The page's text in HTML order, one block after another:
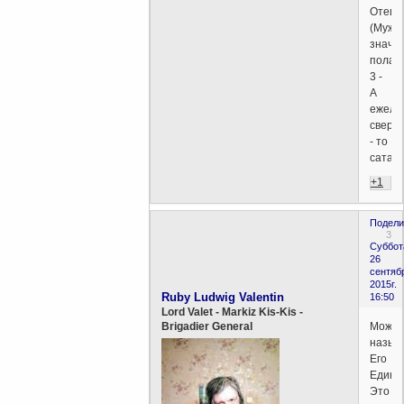
Отец
пола)
3 -
А
ежели
сверху
- то
+1
3
26
2015г.
16:50
Ruby Ludwig Valentin
Lord Valet - Markiz Kis-Kis -
Brigadier General
Его
Это